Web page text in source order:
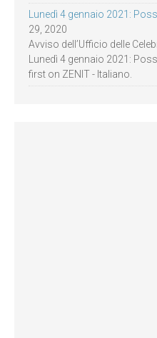
Lunedì 4 gennaio 2021:
29, 2020
Avviso dell’Ufficio delle
Lunedì 4 gennaio 2021:
first on ZENIT - Italiano.